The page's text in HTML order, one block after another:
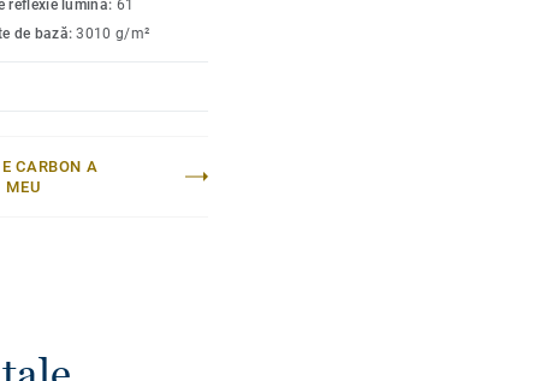
reflexie lumină: 61
de bază:3010 g/m²
CARBON A
MEU